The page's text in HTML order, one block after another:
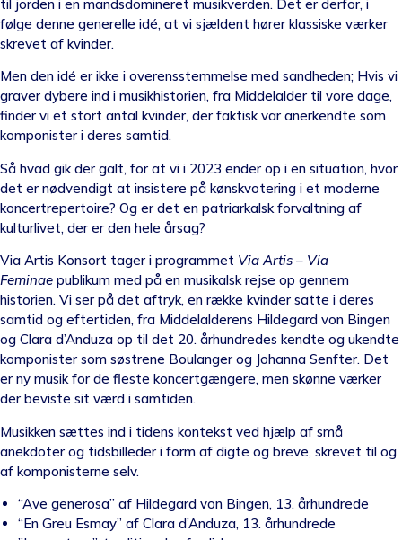
til jorden i en mandsdomineret musikverden. Det er derfor, i
følge denne generelle idé, at vi sjældent hører klassiske værker
skrevet af kvinder.
Men den idé er ikke i overensstemmelse med sandheden; Hvis vi
graver dybere ind i musikhistorien, fra Middelalder til vore dage,
finder vi et stort antal kvinder, der faktisk var anerkendte som
komponister i deres samtid.
Så hvad gik der galt, for at vi i 2023 ender op i en situation, hvor
det er nødvendigt at insistere på kønskvotering i et moderne
koncertrepertoire? Og er det en patriarkalsk forvaltning af
kulturlivet, der er den hele årsag?
Via Artis Konsort tager i programmet Via Artis – Via
Feminae publikum med på en musikalsk rejse op gennem
historien. Vi ser på det aftryk, en række kvinder satte i deres
samtid og eftertiden, fra Middelalderens Hildegard von Bingen
og Clara d’Anduza op til det 20. århundredes kendte og ukendte
komponister som søstrene Boulanger og Johanna Senfter. Det
er ny musik for de fleste koncertgængere, men skønne værker
der beviste sit værd i samtiden.
Musikken sættes ind i tidens kontekst ved hjælp af små
anekdoter og tidsbilleder i form af digte og breve, skrevet til og
af komponisterne selv.
“Ave generosa” af Hildegard von Bingen, 13. århundrede
“En Greu Esmay” af Clara d’Anduza, 13. århundrede